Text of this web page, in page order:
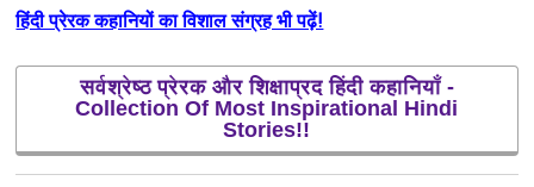
हिंदी प्रेरक कहानियों का विशाल संग्रह भी पढ़ें!
सर्वश्रेष्ठ प्रेरक और शिक्षाप्रद हिंदी कहानियाँ -
Collection Of Most Inspirational Hindi
Stories!!